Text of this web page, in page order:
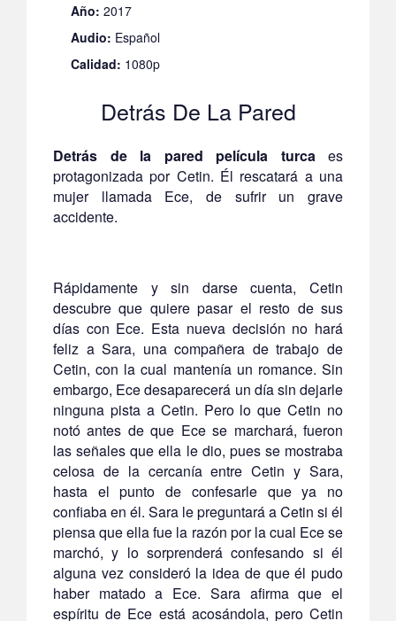
Año: 2017
Audio: Español
Calidad: 1080p
Detrás De La Pared
Detrás de la pared película turca es
protagonizada por Cetin. Él rescatará a una
mujer llamada Ece, de sufrir un grave
accidente.
Rápidamente y sin darse cuenta, Cetin
descubre que quiere pasar el resto de sus
días con Ece. Esta nueva decisión no hará
feliz a Sara, una compañera de trabajo de
Cetin, con la cual mantenía un romance. Sin
embargo, Ece desaparecerá un día sin dejarle
ninguna pista a Cetin. Pero lo que Cetin no
notó antes de que Ece se marchará, fueron
las señales que ella le dio, pues se mostraba
celosa de la cercanía entre Cetin y Sara,
hasta el punto de confesarle que ya no
confiaba en él. Sara le preguntará a Cetin si él
piensa que ella fue la razón por la cual Ece se
marchó, y lo sorprenderá confesando si él
alguna vez consideró la idea de que él pudo
haber matado a Ece. Sara afirma que el
espíritu de Ece está acosándola, pero Cetin